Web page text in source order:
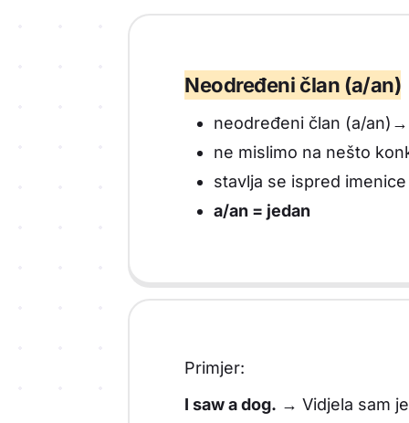
Neodređeni član (a/an)
neodređeni član (a/
ne mislimo na nešto
stavlja se ispred imenice
a/an = jedan
Primjer:
I saw a dog. → Vidjela sam